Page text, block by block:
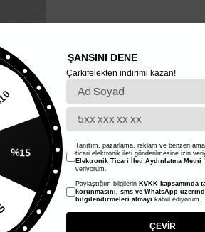
ŞANSINI DENE
Çarkıfelekten indirimi kazan!
Tanıtım, pazarlama, reklam ve benzeri
ticari elektronik ileti gönderilmesine izin
Elektronik Ticari İleti Aydınlatma Metni
veriyorum.
Paylaştığım bilgilerin KVKK kapsamında
korunmasını, sms ve WhatsApp
bilgilendirmeleri almayı kabul ediyorum.
ÇEVİR